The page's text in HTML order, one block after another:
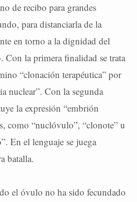
de recibo para grandes
para distanciarla de la
en torno a la dignidad del
Con la primera finalidad se trata
“clonación terapéutica” por
nuclear”. Con la segunda
la expresión “embrión
como “nuclóvulo”, “clonote” u
En el lenguaje se juega
batalla.
el óvulo no ha sido fecundado